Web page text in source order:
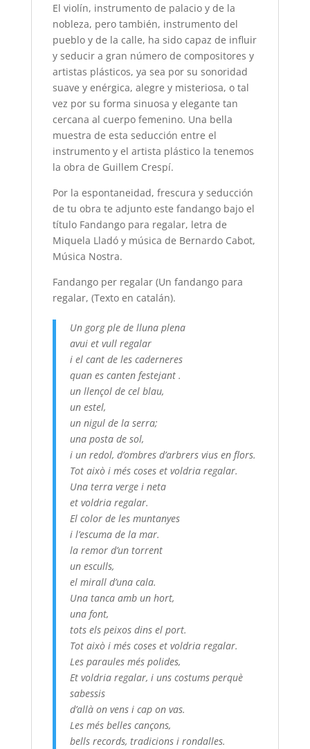
El violín, instrumento de palacio y de la
nobleza, pero también, instrumento del
pueblo y de la calle, ha sido capaz de influir
y seducir a gran número de compositores y
artistas plásticos, ya sea por su sonoridad
suave y enérgica, alegre y misteriosa, o tal
vez por su forma sinuosa y elegante tan
cercana al cuerpo femenino. Una bella
muestra de esta seducción entre el
instrumento y el artista plástico la tenemos
la obra de Guillem Crespí.
Por la espontaneidad, frescura y seducción
de tu obra te adjunto este fandango bajo el
título Fandango para regalar, letra de
Miquela Lladó y música de Bernardo Cabot,
Música Nostra.
Fandango per regalar (Un fandango para
regalar, (Texto en catalán).
Un gorg ple de lluna plena
avui et vull regalar
i el cant de les caderneres
quan es canten festejant .
un llençol de cel blau,
un estel,
un nigul de la serra;
una posta de sol,
i un redol, d’ombres d’arbrers vius en flors.
Tot això i més coses et voldria regalar.
Una terra verge i neta
et voldria regalar.
El color de les muntanyes
i l’escuma de la mar.
la remor d’un torrent
un esculls,
el mirall d’una cala.
Una tanca amb un hort,
una font,
tots els peixos dins el port.
Tot això i més coses et voldria regalar.
Les paraules més polides,
Et voldria regalar, i uns costums perquè
sabessis
d’allà on vens i cap on vas.
Les més belles cançons,
bells records, tradicions i rondalles.